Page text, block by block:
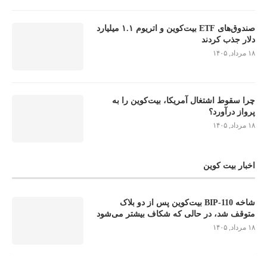
صندوق‌های ETF بیت‌کوین و اتریوم ۱.۱ میلیارد
دلار جذب کردند
۱۸ مرداد, ۱۴۰۵
چرا سقوط اشتغال آمریکا، بیت‌کوین را به
پرواز درآورد؟
۱۸ مرداد, ۱۴۰۵
اخبار بیت کوین
شاخه BIP-110 بیت‌کوین پس از دو بلاک
متوقف شد، در حالی که شکاف بیشتر می‌شود
۱۸ مرداد, ۱۴۰۵